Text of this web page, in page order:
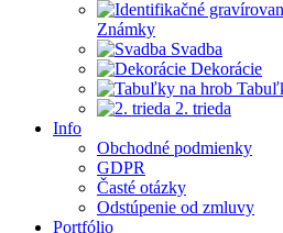
Známky
Svadba
Dekorácie
2. trieda
Info
Obchodné podmienky
GDPR
Časté otázky
Odstúpenie od zmluvy
Portfólio